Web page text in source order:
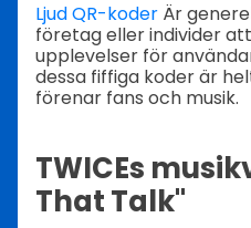
Ljud QR-koder Är
företag eller individer
upplevelser för
dessa fiffiga koder är
förenar fans och musik.
TWICEs
That Talk"